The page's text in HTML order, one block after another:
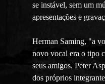
se instável, sem um
apresentações e
Herman Saming, "a
novo vocal era o tipo
seus amigos. Peter
dos próprios